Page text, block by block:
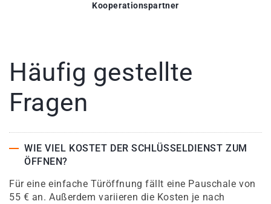
Kooperationspartner
Häufig gestellte
Fragen
WIE VIEL KOSTET DER SCHLÜSSELDIENST ZUM
ÖFFNEN?
Für eine einfache Türöffnung fällt eine Pauschale von
55 € an. Außerdem variieren die Kosten je nach